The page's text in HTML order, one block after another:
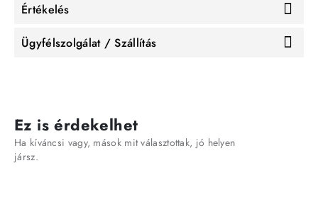
Értékelés
Ügyfélszolgálat / Szállítás
Ez is érdekelhet
Ha kíváncsi vagy, mások mit választottak, jó helyen
jársz.